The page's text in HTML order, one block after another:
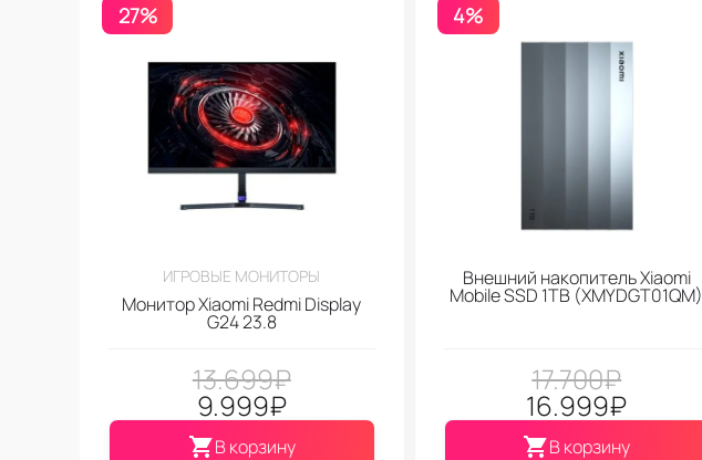
27%
ИГРОВЫЕ МОНИТОРЫ
Монитор Xiaomi Redmi Display
G24 23.8
13.699₽
9.999₽
В корзину
4%
Внешний накопитель Xiaomi
Mobile SSD 1TB (XMYDGT01QM)
17.700₽
16.999₽
В корзину